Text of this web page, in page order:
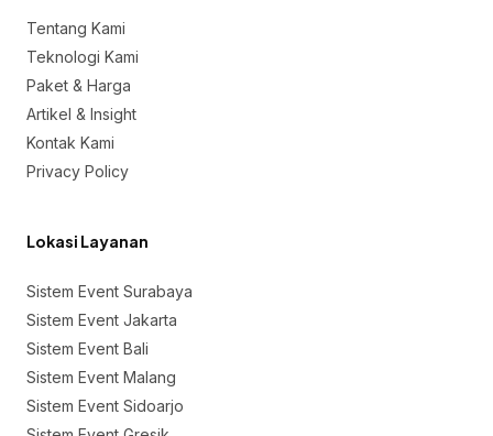
Tentang Kami
Teknologi Kami
Paket & Harga
Artikel & Insight
Kontak Kami
Privacy Policy
Lokasi Layanan
Sistem Event Surabaya
Sistem Event Jakarta
Sistem Event Bali
Sistem Event Malang
Sistem Event Sidoarjo